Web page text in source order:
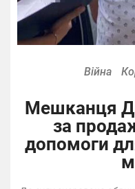
Війна
Мешканця
за
допомоги